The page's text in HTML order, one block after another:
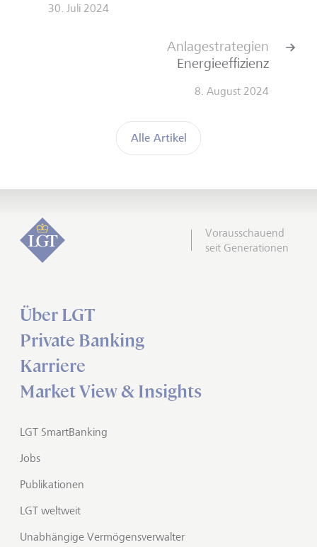
30. Juli 2024
Alle Artikel
Anlagestrategien
Energieeffizienz
8. August 2024
Vorausschauend
seit Generationen
Über LGT
Private Banking
Karriere
Market View & Insights
LGT SmartBanking
Jobs
Publikationen
LGT weltweit
Unabhängige Vermögensverwalter